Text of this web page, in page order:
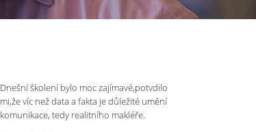
Dnešní školení bylo moc zajímavé,potvdilo
mi,že víc než data a fakta je důležité umění
komunikace, tedy realitního makléře.